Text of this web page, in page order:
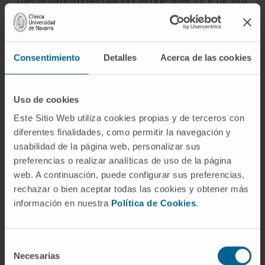
Consentimiento Detalles Acerca de las cookies
Uso de cookies
Este Sitio Web utiliza cookies propias y de terceros con
diferentes finalidades, como permitir la navegación y
usabilidad de la página web, personalizar sus
preferencias o realizar analíticas de uso de la página
web. A continuación, puede configurar sus preferencias,
rechazar o bien aceptar todas las cookies y obtener más
información en nuestra Política de Cookies.
Necesarias
la reparación de roturas en el ADN. El trabajo
ahora publicado en
lo explica:
fragmentos del ADN roto.
proteínas que reconocen los dos extremos de un
ADN fragmentado, como si los grapara”, explican
Llorca y Moreno-Herrero.
Nanopinzas magnéticas para estirar
ADN
Para entender cómo actúa NIHCOLE el grupo de
hace posible estudiar las características físicas